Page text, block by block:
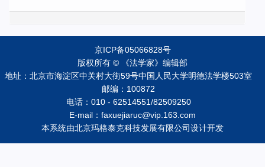
京ICP备05066828号
版权所有 © 《法学家》编辑部
地址：北京市海淀区中关村大街59号中国人民大学明德法学楼503室
邮编：100872
电话：010 - 62514551/82509250
E-mail：faxuejiaruc@vip.163.com
本系统由北京玛格泰克科技发展有限公司设计开发